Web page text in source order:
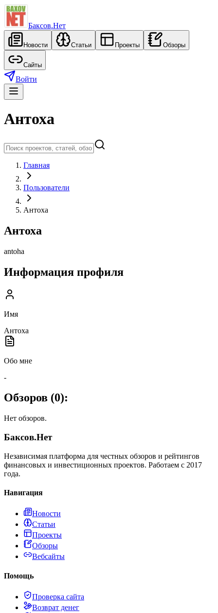
Баксов.Нет
Новости Статьи Проекты Обзоры
Сайты
Войти
Антоха
Главная
Пользователи
Антоха
Антоха
antoha
Информация профиля
Имя
Антоха
Обо мне
-
Обзоров (0):
Нет обзоров.
Баксов.Нет
Независимая платформа для честных обзоров и рейтингов
финансовых и инвестиционных проектов. Работаем с 2017
года.
Навигация
Новости
Статьи
Проекты
Обзоры
Вебсайты
Помощь
Проверка сайта
Возврат денег